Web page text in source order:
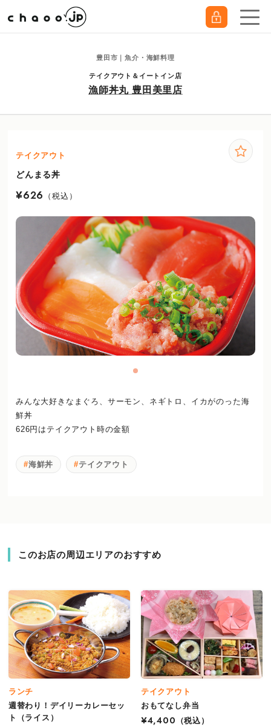
豊田市｜魚介・海鮮料理
テイクアウト＆イートイン店
漁師丼丸 豊田美里店
テイクアウト
どんまる丼
¥626 （税込）
みんな大好きなまぐろ、サーモン、ネギトロ、イカがのった海
鮮丼
626円はテイクアウト時の金額
海鮮丼 テイクアウト
このお店の周辺エリアのおすすめ
ランチ
週替わり！デイリーカレーセッ
ト（ライス）
テイクアウト
おもてなし弁当
¥4,400
（税込）